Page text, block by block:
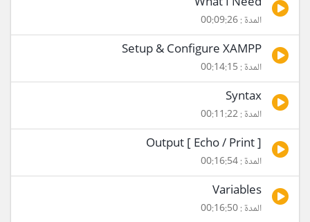
المدة : 00:09:26
Setup & Configure XAMPP
المدة : 00:14:15
Syntax
المدة : 00:11:22
Output [ Echo / Print ]
المدة : 00:16:54
Variables
المدة : 00:16:50